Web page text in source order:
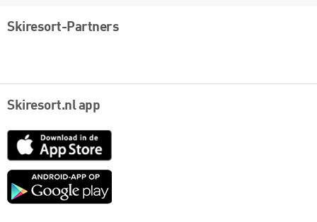
Skiresort-Partners
Skiresort.nl app
App
Google